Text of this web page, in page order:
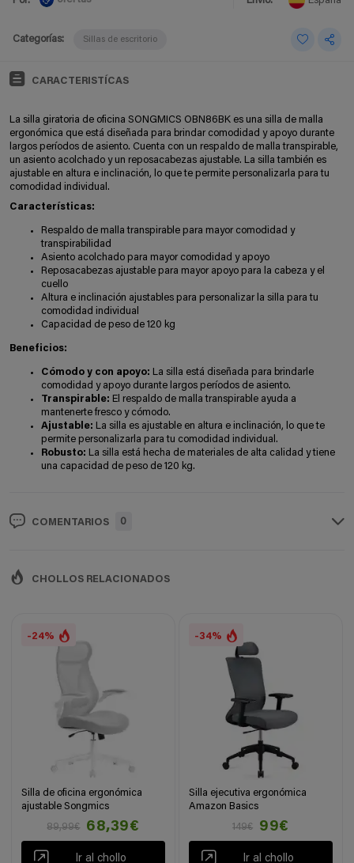
Categorías: Sillas de escritorio
CARACTERISTÍCAS
La silla giratoria de oficina SONGMICS OBN86BK es una silla de malla
ergonómica que está diseñada para brindar comodidad y apoyo durante
largos períodos de asiento. Cuenta con un respaldo de malla transpirable,
un asiento acolchado y un reposacabezas ajustable. La silla también es
ajustable en altura e inclinación, lo que te permite personalizarla para tu
comodidad individual.
Características:
Respaldo de malla transpirable para mayor comodidad y
transpirabilidad
Asiento acolchado para mayor comodidad y apoyo
Reposacabezas ajustable para mayor apoyo para la cabeza y el
cuello
Altura e inclinación ajustables para personalizar la silla para tu
comodidad individual
Capacidad de peso de 120 kg
Beneficios:
Cómodo y con apoyo: La silla está diseñada para brindarle
comodidad y apoyo durante largos períodos de asiento.
Transpirable: El respaldo de malla transpirable ayuda a
mantenerte fresco y cómodo.
Ajustable: La silla es ajustable en altura e inclinación, lo que te
permite personalizarla para tu comodidad individual.
Robusto: La silla está hecha de materiales de alta calidad y tiene
una capacidad de peso de 120 kg.
COMENTARIOS 0
CHOLLOS RELACIONADOS
-24%
Silla de oficina ergonómica
ajustable Songmics
89,99€
68,39€
Ir al chollo
-34%
Silla ejecutiva ergonómica
Amazon Basics
149€
99€
Ir al chollo